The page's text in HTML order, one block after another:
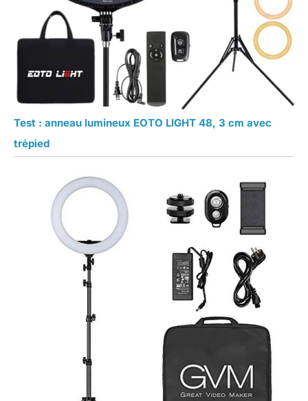
Test : anneau lumineux EOTO LIGHT 48, 3 cm avec
trépied